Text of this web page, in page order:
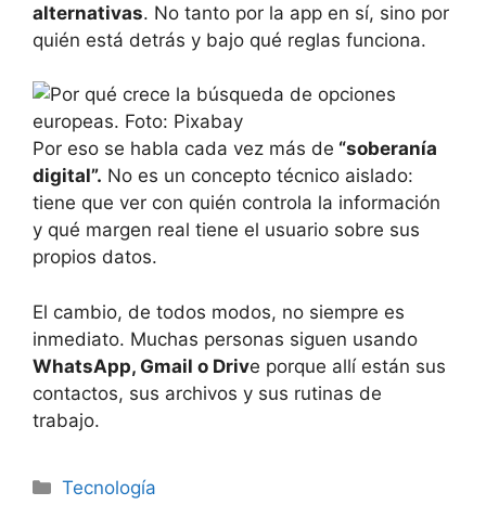
alternativas. No tanto por la app en sí, sino por
quién está detrás y bajo qué reglas funciona.
Por eso se habla cada vez más de “soberanía
digital”. No es un concepto técnico aislado:
tiene que ver con quién controla la información
y qué margen real tiene el usuario sobre sus
propios datos.
El cambio, de todos modos, no siempre es
inmediato. Muchas personas siguen usando
WhatsApp, Gmail o Drive porque allí están sus
contactos, sus archivos y sus rutinas de
trabajo.
Tecnología